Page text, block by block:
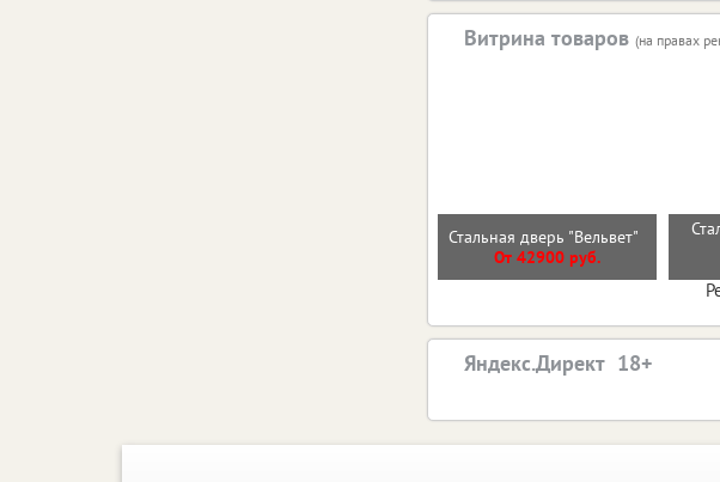
Витрина товаров (на правах
Стальная дверь "Вельвет"
От 42900 руб.
Яндекс.Директ